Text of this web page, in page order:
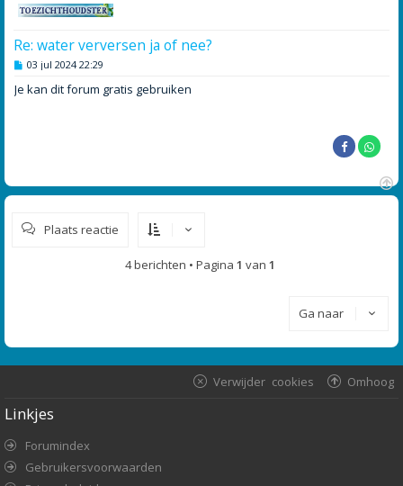
Re: water verversen ja of nee?
B
r
03 jul 2024 22:29
Je kan dit forum gratis gebruiken
O
Plaats reactie
4 berichten • Pagina 1 van 1
Ga naar
Omhoog
Verwijder cookies
Linkjes
Forumindex
Gebruikersvoorwaarden